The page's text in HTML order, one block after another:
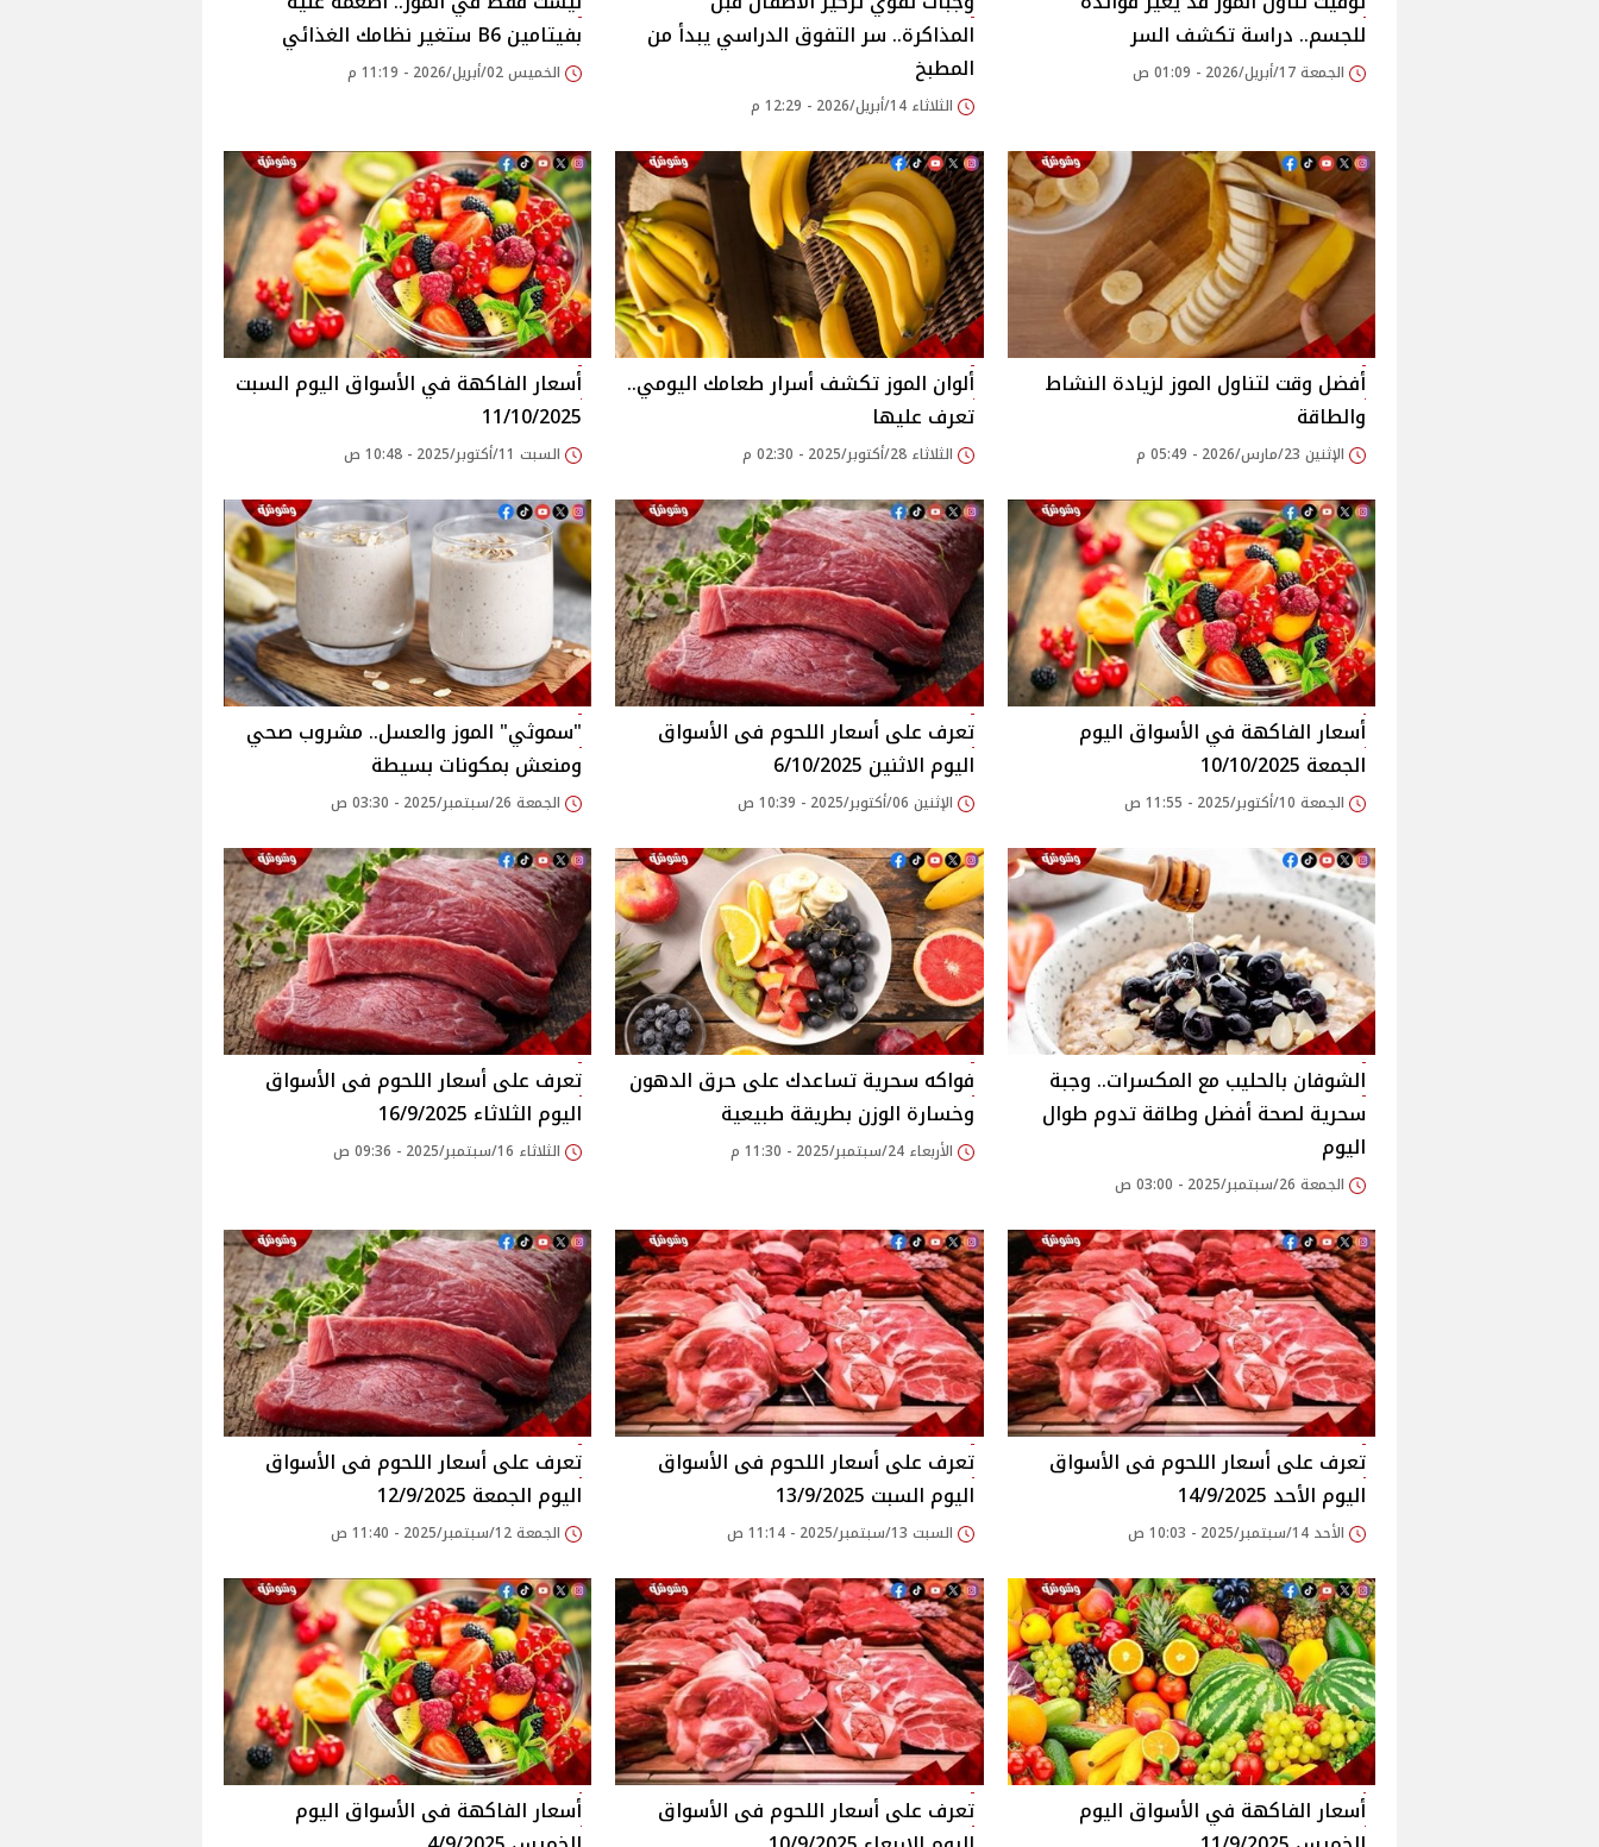
للجسم.. دراسة تكشف السر
الجمعة 17/أبريل/2026 - 01:09 ص
المذاكرة.. سر التفوق الدراسي يبدأ من
المطبخ
الثلاثاء 14/أبريل/2026 - 12:29 م
بفيتامين B6 ستغير نظامك الغذائي
الخميس 02/أبريل/2026 - 11:19 م
أفضل وقت لتناول الموز لزيادة النشاط
والطاقة
الإثنين 23/مارس/2026 - 05:49 م
ألوان الموز تكشف أسرار طعامك اليومي..
تعرف عليها
الثلاثاء 28/أكتوبر/2025 - 02:30 م
أسعار الفاكهة في الأسواق‎‎ اليوم السبت
11/10/2025
السبت 11/أكتوبر/2025 - 10:48 ص
أسعار الفاكهة في الأسواق‎‎ اليوم
الجمعة 10/10/2025
الجمعة 10/أكتوبر/2025 - 11:55 ص
اليوم الاثنين 6/10/2025
الإثنين 06/أكتوبر/2025 - 10:39 ص
"سموثي" الموز والعسل.. مشروب صحي
ومنعش بمكونات بسيطة
الجمعة 26/سبتمبر/2025 - 03:30 ص
الشوفان بالحليب مع المكسرات.. وجبة
سحرية لصحة أفضل وطاقة تدوم طوال
اليوم
الجمعة 26/سبتمبر/2025 - 03:00 ص
فواكه سحرية تساعدك على حرق الدهون
وخسارة الوزن بطريقة طبيعية
الأربعاء 24/سبتمبر/2025 - 11:30 م
اليوم الثلاثاء 16/9/2025
الثلاثاء 16/سبتمبر/2025 - 09:36 ص
اليوم الأحد 14/9/2025
الأحد 14/سبتمبر/2025 - 10:03 ص
اليوم السبت 13/9/2025
السبت 13/سبتمبر/2025 - 11:14 ص
اليوم الجمعة 12/9/2025
الجمعة 12/سبتمبر/2025 - 11:40 ص
أسعار الفاكهة في الأسواق‎‎ اليوم
أسعار الفاكهة فى الأسواق‎‎ اليوم